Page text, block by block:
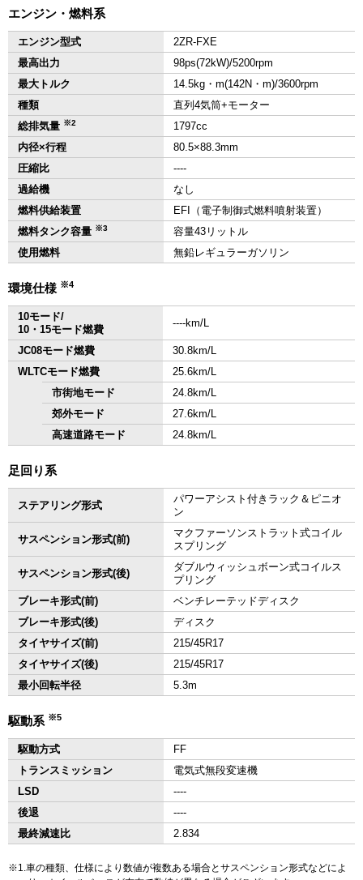
エンジン・燃料系
エンジン型式
2ZR-FXE
最高出力
98ps(72kW)/5200rpm
最大トルク
14.5kg・m(142N・m)/3600rpm
種類
直列4気筒+モーター
総排気量 ※2
1797cc
内径×行程
80.5×88.3mm
圧縮比
‐‐‐‐
過給機
なし
燃料供給装置
EFI（電子制御式燃料噴射装置）
燃料タンク容量 ※3
容量43リットル
使用燃料
無鉛レギュラーガソリン
環境仕様 ※4
10モード/
10・15モード燃費
‐‐‐‐km/L
JC08モード燃費
30.8km/L
WLTCモード燃費
25.6km/L
市街地モード
24.8km/L
郊外モード
27.6km/L
高速道路モード
24.8km/L
足回り系
ステアリング形式
パワーアシスト付きラック＆ピニオ
ン
サスペンション形式(前)
マクファーソンストラット式コイル
スプリング
サスペンション形式(後)
ダブルウィッシュボーン式コイルス
プリング
ブレーキ形式(前)
ベンチレーテッドディスク
ブレーキ形式(後)
ディスク
タイヤサイズ(前)
215/45R17
タイヤサイズ(後)
215/45R17
最小回転半径
5.3m
駆動系 ※5
駆動方式
FF
トランスミッション
電気式無段変速機
LSD
‐‐‐‐
後退
‐‐‐‐
最終減速比
2.834
1.車の種類、仕様により数値が複数ある場合とサスペンション形式などによ